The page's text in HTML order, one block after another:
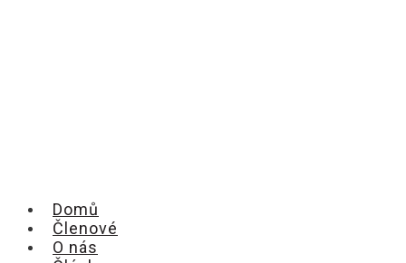
Domů
Členové
O nás